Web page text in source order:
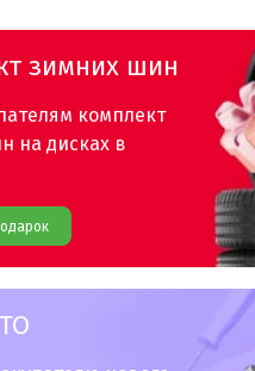
зимних шин
комплект
на дисках в